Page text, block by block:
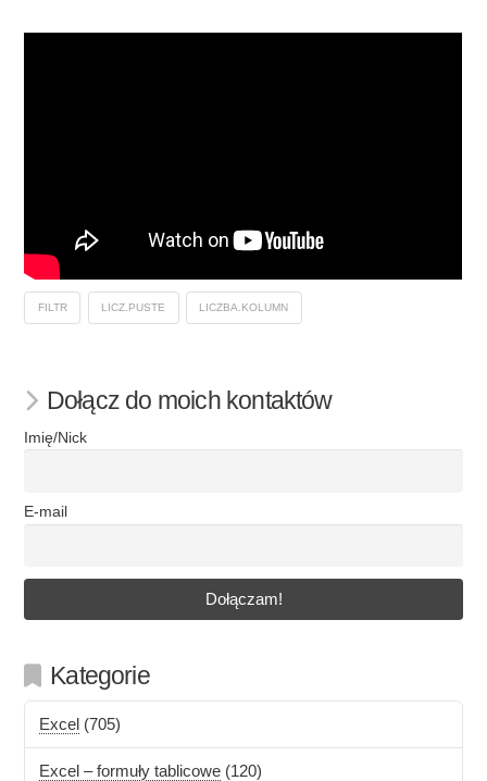
FILTR LICZ.PUSTE LICZBA.KOLUMN
Dołącz do moich kontaktów
Imię/Nick
E-mail
Kategorie
Excel (705)
Excel – formuły tablicowe (120)